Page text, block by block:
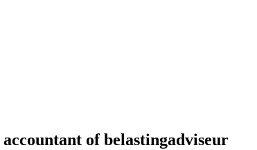
of belastingadviseur